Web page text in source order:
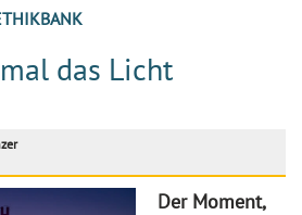
das Licht
Der Moment,